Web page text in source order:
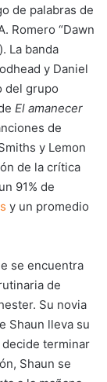
de palabras de
Romero “Dawn
La banda
y Daniel
del grupo
El amanecer
de
y Lemon
de la crítica
91% de
y un promedio
se encuentra
de
Su novia
Shaun lleva su
terminar
Shaun se